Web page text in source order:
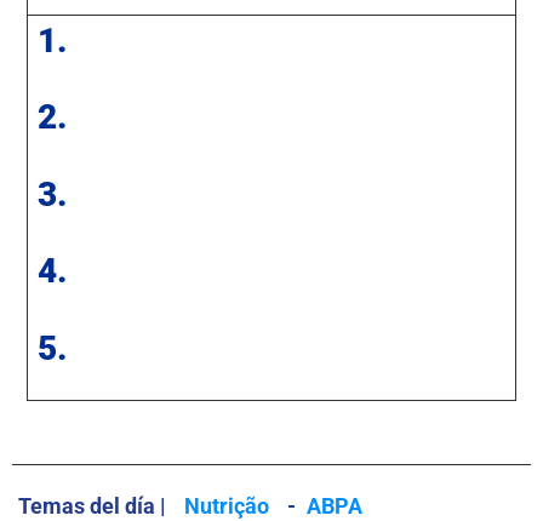
1.
2.
3.
4.
5.
Temas del día | Nutrição - ABPA